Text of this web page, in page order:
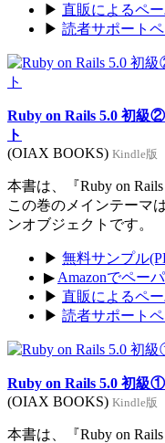
▶ 直販によるペ
▶ 読者サポート
Ruby on Rails 5.0 初級
ト
(OIAX BOOKS) Kindle版
本書は、『Ruby on
この巻のメインテーマ
ンオブジェクトです。
▶ 無料サンプル
▶ Amazonでペー
▶ 直販によるペ
▶ 読者サポート
Ruby on Rails 5.0 初級
(OIAX BOOKS) Kindle版
本書は、『Ruby on